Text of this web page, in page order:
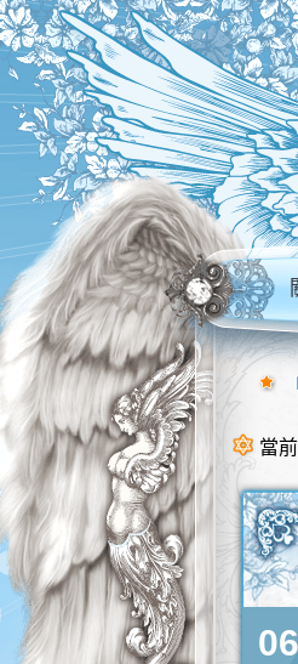
當
06